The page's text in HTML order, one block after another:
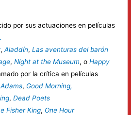
por sus actuaciones en películas
,Aladdín,Las aventuras del barón
,Night at the Museum, oHappy
por la crítica en películas
, Good Morning,
,Dead Poets
Fisher King, One Hour